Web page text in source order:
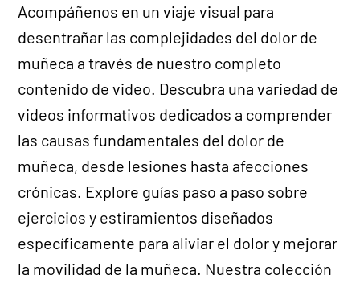
Acompáñenos en un viaje visual para
desentrañar las complejidades del dolor de
muñeca a través de nuestro completo
contenido de video. Descubra una variedad de
videos informativos dedicados a comprender
las causas fundamentales del dolor de
muñeca, desde lesiones hasta afecciones
crónicas. Explore guías paso a paso sobre
ejercicios y estiramientos diseñados
específicamente para aliviar el dolor y mejorar
la movilidad de la muñeca. Nuestra colección